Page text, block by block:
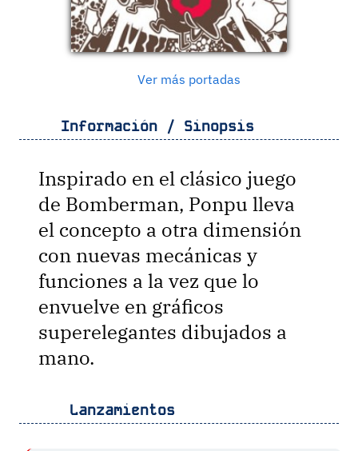
Ver más portadas
Información / Sinopsis
Inspirado en el clásico juego
de Bomberman, Ponpu lleva
el concepto a otra dimensión
con nuevas mecánicas y
funciones a la vez que lo
envuelve en gráficos
superelegantes dibujados a
mano.
Lanzamientos